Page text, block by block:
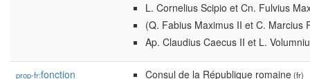
L. Cornelius Scipio et Cn. Fulvius
(Q. Fabius Maximus II et C. Marcius
Ap. Claudius Caecus II et L.
prop-fr:fonction Consul de la République romaine(fr)